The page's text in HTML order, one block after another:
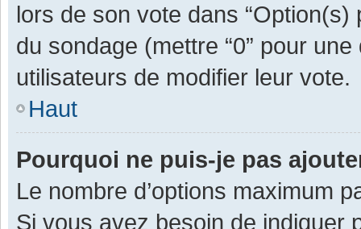
lors de son vote dans “Option(s)
du sondage (mettre “0” pour
utilisateurs de modifier leur vote.
Haut
Pourquoi ne puis-je pas
Le nombre d’options maximum
Si vous avez besoin de indiquer